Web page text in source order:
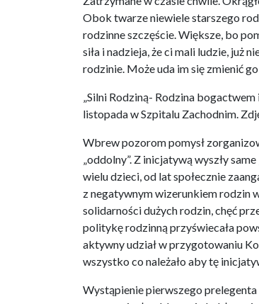
Obok twarze niewiele starszego
rodzinne szczęście. Większe, bo
siła i nadzieja, że ci mali ludzie, już
rodzinie. Może uda im się zmienić go
„Silni Rodziną- Rodzina
listopada w Szpitalu Zachodnim.
Wbrew pozorom pomysł
„oddolny”. Z inicjatywą wyszły
wielu dzieci, od lat społecznie
z negatywnym wizerunkiem rodzin
solidarności dużych rodzin, chęć
politykę rodzinną przyświecała
aktywny udział w przygotowaniu
wszystko co należało aby tę
Wystąpienie pierwszego